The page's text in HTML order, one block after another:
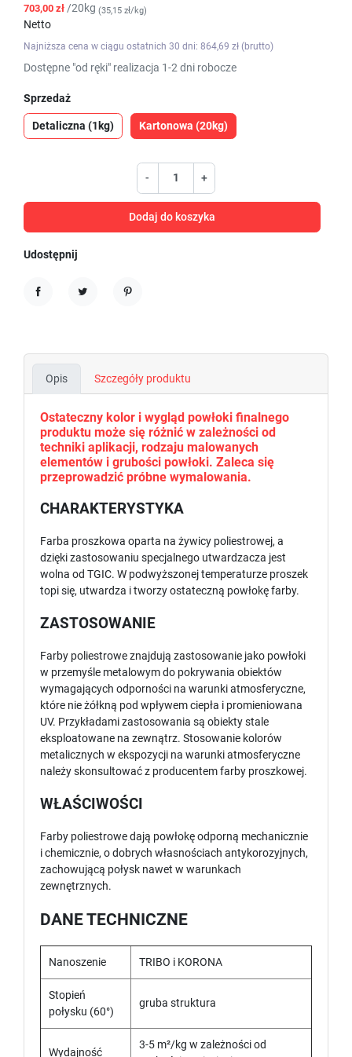
703,00 zł /20kg (35,15 zł/kg)
Netto
Najniższa cena w ciągu ostatnich 30 dni: 864,69 zł (brutto)
Dostępne "od ręki" realizacja 1-2 dni robocze
Sprzedaż
Detaliczna (1kg) Kartonowa (20kg)
- +
Dodaj do koszyka
Udostępnij
Opis Szczegóły produktu
Ostateczny kolor i wygląd powłoki finalnego
produktu może się różnić w zależności od
techniki aplikacji, rodzaju malowanych
elementów i grubości powłoki. Zaleca się
przeprowadzić próbne wymalowania.
CHARAKTERYSTYKA
Farba proszkowa oparta na żywicy poliestrowej, a
dzięki zastosowaniu specjalnego utwardzacza jest
wolna od TGIC. W podwyższonej temperaturze proszek
topi się, utwardza i tworzy ostateczną powłokę farby.
ZASTOSOWANIE
Farby poliestrowe znajdują zastosowanie jako powłoki
w przemyśle metalowym do pokrywania obiektów
wymagających odporności na warunki atmosferyczne,
które nie żółkną pod wpływem ciepła i promieniowana
UV. Przykładami zastosowania są obiekty stale
eksploatowane na zewnątrz. Stosowanie kolorów
metalicznych w ekspozycji na warunki atmosferyczne
należy skonsultować z producentem farby proszkowej.
WŁAŚCIWOŚCI
Farby poliestrowe dają powłokę odporną mechanicznie
i chemicznie, o dobrych własnościach antykorozyjnych,
zachowującą połysk nawet w warunkach
zewnętrznych.
DANE TECHNICZNE
Nanoszenie TRIBO i KORONA
Stopień
połysku (60°)
gruba struktura
Wydajność
3-5 m²/kg w zależności od